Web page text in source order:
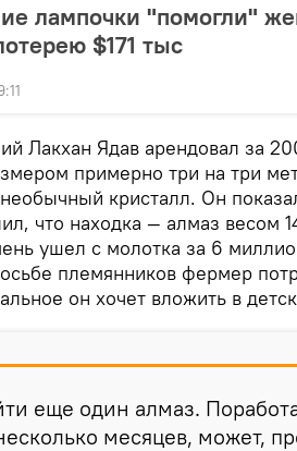
лампочки "помогли"
$171 тыс
Лакхан Ядав арендовал за
примерно три на три
кристалл. Он
что находка — алмаз весом
ушел с молотка за 6
племянников фермер
он хочет вложить в
еще один алмаз.
месяцев, может,